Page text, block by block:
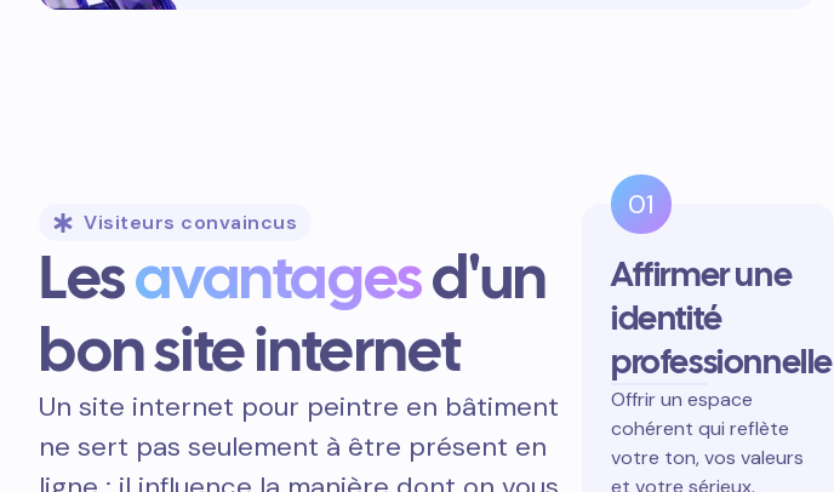
Visiteurs convaincus
Lesavantagesd'un
bon site internet
Un site internet pour peintre en bâtiment
ne sert pas seulement à être présent en
01
Affirmer une
identité
professionnelle
Offrir un espace
cohérent qui reflète
votre ton, vos valeurs
et votre sérieux.